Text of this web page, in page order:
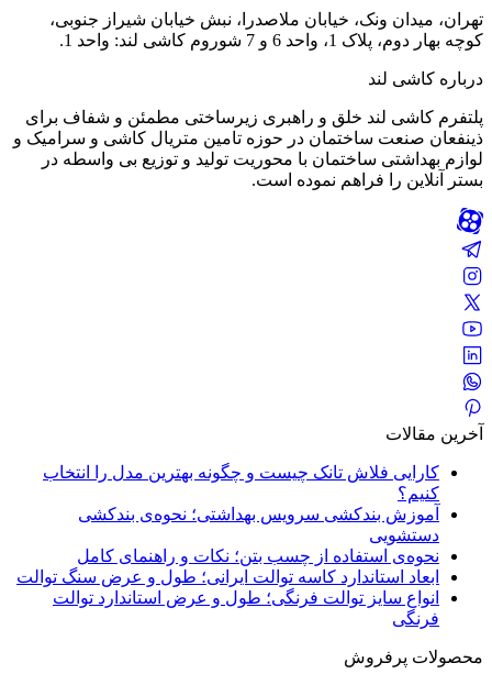
تهران، میدان ونک، خیابان ملاصدرا، نبش خیابان شیراز جنوبی،
کوچه بهار دوم، پلاک 1، واحد 6 و 7 شوروم کاشی لند: واحد 1.
درباره کاشی لند
پلتفرم کاشی لند خلق و راهبری زیرساختی مطمئن و شفاف برای
ذینفعان صنعت ساختمان در حوزه تامین متریال کاشی و سرامیک و
لوازم بهداشتی ساختمان با محوریت تولید و توزیع بی واسطه در
بستر آنلاین را فراهم نموده است.
آخرین مقالات
کارایی فلاش تانک چیست و چگونه بهترین مدل را انتخاب
کنیم؟
آموزش بندکشی سرویس بهداشتی؛ نحوه‌ی بندکشی
دستشویی
نحوه‌ی استفاده از چسب بتن؛ نکات و راهنمای کامل
ابعاد استاندارد کاسه توالت ایرانی؛ طول و عرض سنگ توالت
انواع سایز توالت فرنگی؛ طول و عرض استاندارد توالت
فرنگی
محصولات پرفروش